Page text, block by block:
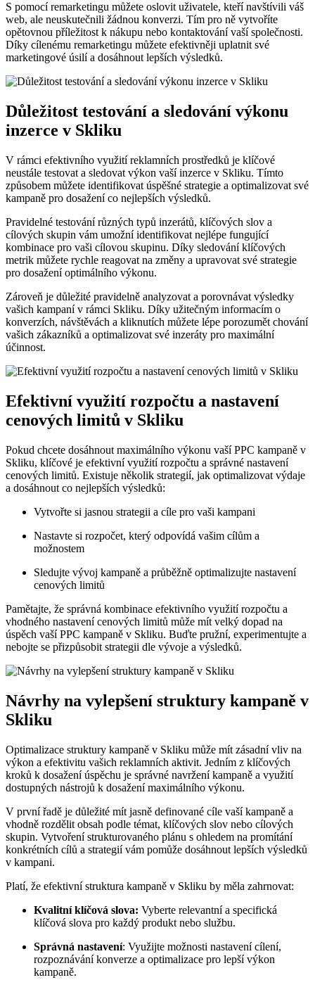
S‍ pomocí remarketingu můžete oslovit ⁢uživatele, kteří navštívili váš
web, ale neuskutečnili žádnou konverzi. Tím ⁣pro ​ně ‌vytvoříte
opětovnou⁤ příležitost ​k nákupu ⁣nebo kontaktování vaší společnosti.
Díky cílenému remarketingu můžete efektivněji ⁤uplatnit své​
marketingové úsilí ⁤a ‍dosáhnout ‍lepších výsledků.
Důležitost ‌testování a sledování‌ výkonu
inzerce ⁢v Skliku
V rámci efektivního ⁢využití reklamních prostředků⁤ je‌ klíčové
neustále testovat a sledovat výkon vaší⁣ inzerce v Skliku. Tímto
způsobem můžete identifikovat úspěšné strategie a optimalizovat‌ své
kampaně pro ⁤dosažení⁣ co ‍nejlepších výsledků.
Pravidelné testování⁣ různých typů inzerátů, klíčových slov a
cílových skupin vám umožní identifikovat nejlépe ‌fungující
kombinace pro vaši cílovou skupinu. Díky sledování klíčových
metrik můžete rychle reagovat na změny a⁢ upravovat své strategie
pro ‍dosažení optimálního výkonu.
Zároveň je‍ důležité pravidelně analyzovat ‌a porovnávat výsledky
vašich kampaní v rámci Skliku.‌ Díky užitečným informacím o
konverzích, návštěvách a ​kliknutích můžete lépe porozumět chování
vašich zákazníků a optimalizovat ‍své ⁤inzeráty⁢ pro maximální
účinnost.
Efektivní využití⁤ rozpočtu a nastavení
cenových ⁣limitů ‌v Skliku
Pokud chcete dosáhnout maximálního výkonu vaší ‌PPC kampaně v
Skliku,‌ klíčové je efektivní využití rozpočtu a správné nastavení
cenových limitů. Existuje několik strategií, jak optimalizovat výdaje
a dosáhnout co nejlepších výsledků:
Vytvořte ‍si jasnou ​strategii a cíle pro vaši kampani
Nastavte ‍si rozpočet, který ‌odpovídá vašim cílům ‍a
možnostem
Sledujte vývoj kampaně‍ a průběžně optimalizujte nastavení
cenových limitů
Pamětajte, že správná kombinace efektivního využití ⁢rozpočtu‌ a
vhodného nastavení cenových limitů může mít velký dopad na​
úspěch ‌vaší PPC ⁤kampaně v Skliku. Buďte ​pružní, experimentujte ⁢a
nebojte se přizpůsobit strategii dle vývoje‍ a ⁣výsledků.
Návrhy na vylepšení struktury kampaně v
Skliku
Optimalizace ⁣struktury kampaně v‌ Skliku ⁣může mít zásadní vliv na ​
výkon a efektivitu vašich reklamních aktivit.‌ Jedním z klíčových
⁤kroků k ⁤dosažení úspěchu ‍je správné navržení kampaně⁢ a využití
dostupných⁤ nástrojů k dosažení maximálního výkonu.
V první ‌řadě je důležité mít jasně ‌definované cíle vaší ​kampaně a
vhodně ​rozdělit obsah podle témat, klíčových slov nebo cílových
skupin. Vytvoření‍ strukturovaného plánu s ohledem na promítání‍
konkrétních cílů a strategií vám pomůže dosáhnout lepších výsledků
v kampani.
Platí, že efektivní struktura ⁢kampaně v​ Skliku by měla ⁢zahrnovat:
Kvalitní​ klíčová ‌slova: Vyberte relevantní ⁣a specifická ​
klíčová ‌slova pro každý produkt ⁣nebo službu.
Správná ‌nastavení: ⁢Využijte možnosti nastavení cílení,
rozpoznávání konverze a optimalizace ‌pro lepší výkon ​
kampaně.